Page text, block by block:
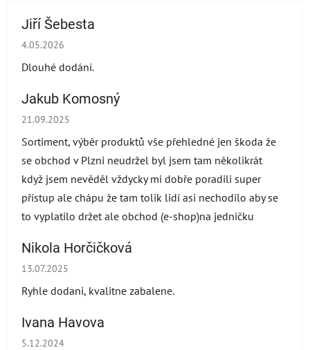
Jiří Šebesta
Die Shop-Bewertung beträgt 2 von 5 Sternen.
4.05.2026
Dlouhé dodání.
Jakub Komosný
Die Shop-Bewertung beträgt 5 von 5 Sternen.
21.09.2025
Sortiment, výběr produktů vše přehledné jen škoda že
se obchod v Plzni neudržel byl jsem tam několikrát
když jsem nevěděl vždycky mi dobře poradili super
přístup ale chápu že tam tolik lidí asi nechodilo aby se
to vyplatilo držet ale obchod (e-shop)na jedničku
Nikola Horčičková
Die Shop-Bewertung beträgt 5 von 5 Sternen.
13.07.2025
Ryhle dodani, kvalitne zabalene.
Ivana Havova
Die Shop-Bewertung beträgt 5 von 5 Sternen.
5.12.2024